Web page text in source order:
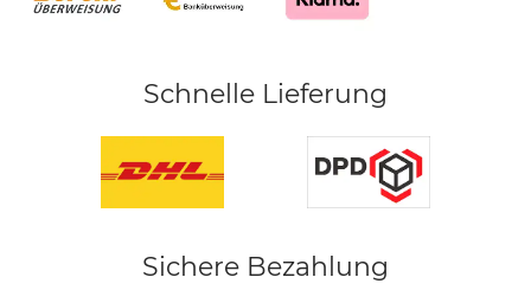
Schnelle Lieferung
Sichere Bezahlung